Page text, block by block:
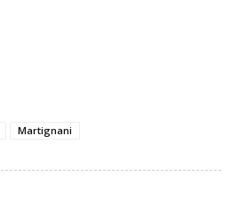
Martignani